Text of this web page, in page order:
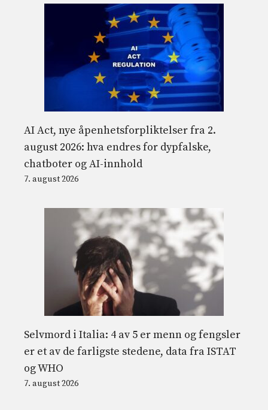
AI Act, nye åpenhetsforpliktelser fra 2.
august 2026: hva endres for dypfalske,
chatboter og AI-innhold
7. august 2026
Selvmord i Italia: 4 av 5 er menn og fengsler
er et av de farligste stedene, data fra ISTAT
og WHO
7. august 2026